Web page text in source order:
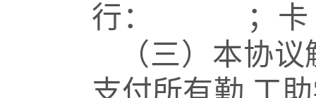
行：
；卡
（三）本协